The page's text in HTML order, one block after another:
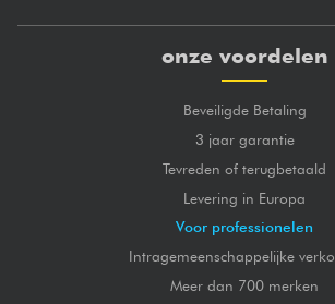
onze voordelen
Beveiligde Betaling
3 jaar garantie
Tevreden of terugbetaald
Levering in Europa
Voor professionelen
Intragemeenschappelijke
Meer dan 700 merken